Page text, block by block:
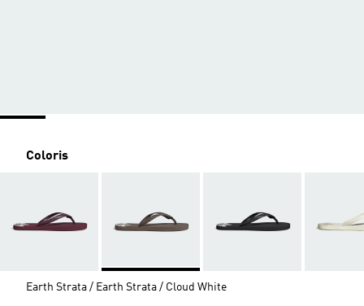
Coloris
Earth Strata / Earth Strata / Cloud White